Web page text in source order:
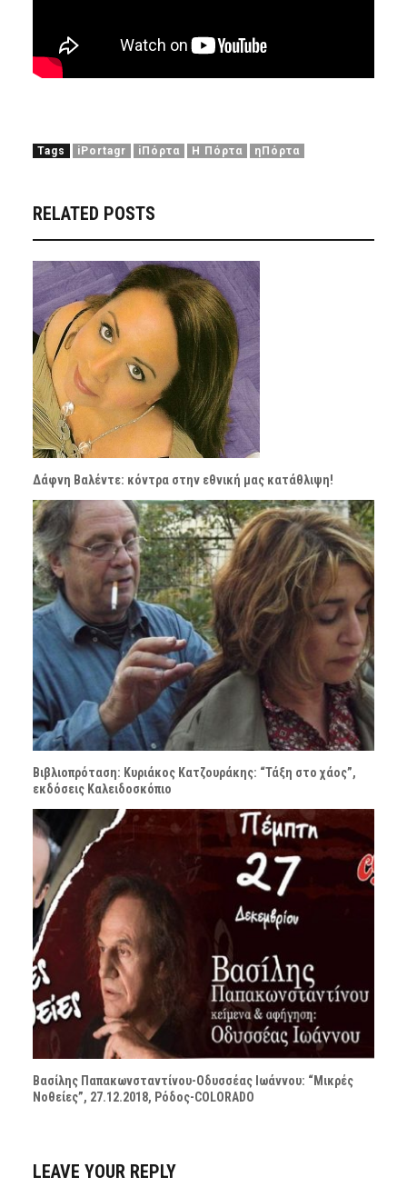
Tags iPortagr iΠόρτα Η Πόρτα ηΠόρτα
RELATED POSTS
Δάφνη Βαλέντε: κόντρα στην εθνική μας κατάθλιψη!
Βιβλιοπρόταση: Κυριάκος Κατζουράκης: “Τάξη στο χάος”,
εκδόσεις Καλειδοσκόπιο
Βασίλης Παπακωνσταντίνου-Oδυσσέας Ιωάννου: “Μικρές
Νοθείες”, 27.12.2018, Ρόδος-COLORADO
LEAVE YOUR REPLY